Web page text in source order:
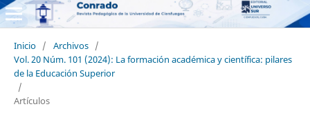
Inicio / Archivos /
Vol. 20 Núm. 101 (2024): La formación académica y científica: pilares
de la Educación Superior
/
Artículos